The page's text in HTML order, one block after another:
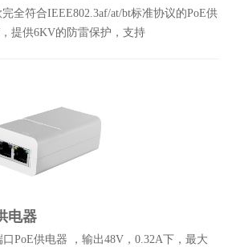
完全符合IEEE802.3af/at/bt标准协议的PoE供
提供6KV的防雷保护，支持
电器
PoE供电器 ，输出48V，0.32A下，最大